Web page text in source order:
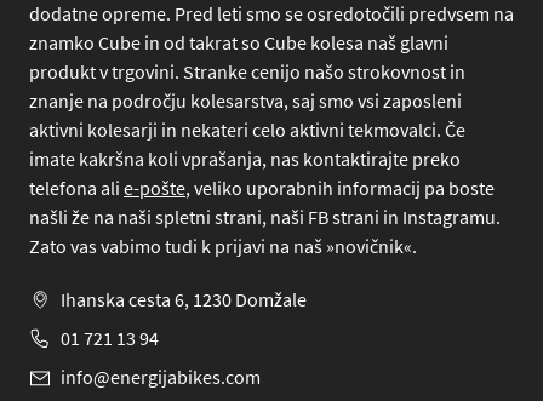
dodatne opreme. Pred leti smo se osredotočili predvsem na
znamko Cube in od takrat so Cube kolesa naš glavni
produkt v trgovini. Stranke cenijo našo strokovnost in
znanje na področju kolesarstva, saj smo vsi zaposleni
aktivni kolesarji in nekateri celo aktivni tekmovalci. Če
imate kakršna koli vprašanja, nas kontaktirajte preko
telefona ali e-pošte, veliko uporabnih informacij pa boste
našli že na naši spletni strani, naši FB strani in Instagramu.
Zato vas vabimo tudi k prijavi na naš »novičnik«.
Ihanska cesta 6, 1230 Domžale
01 721 13 94
info@energijabikes.com